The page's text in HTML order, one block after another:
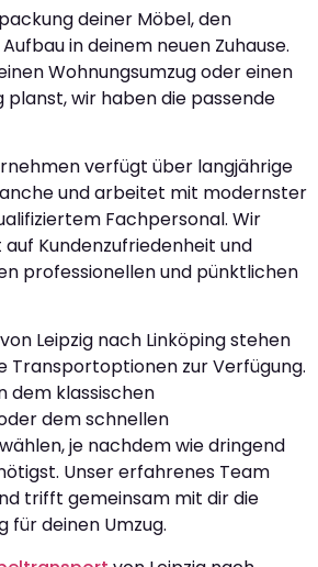
deiner Möbel, den
in deinem neuen Zuhause.
Wohnungsumzug oder einen
planst, wir haben die passende
verfügt über langjährige
und arbeitet mit modernster
Fachpersonal. Wir
Kundenzufriedenheit und
professionellen und pünktlichen
Leipzig nach Linköping stehen
Transportoptionen zur Verfügung.
dem klassischen
dem schnellen
je nachdem wie dringend
Unser erfahrenes Team
trifft gemeinsam mit dir die
für deinen Umzug.